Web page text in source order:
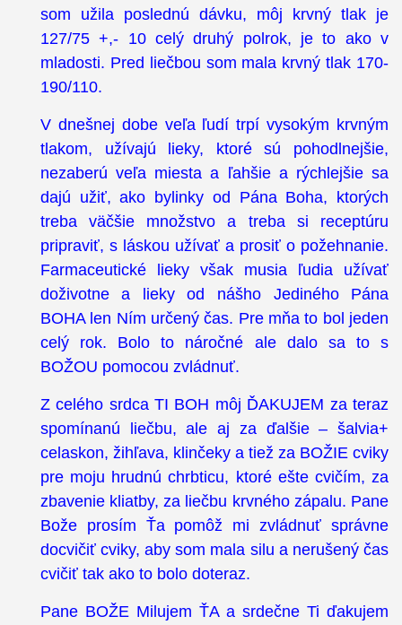
som užila poslednú dávku, môj krvný tlak je
127/75 +,- 10 celý druhý polrok, je to ako v
mladosti. Pred liečbou som mala krvný tlak 170-
190/110.
V dnešnej dobe veľa ľudí trpí vysokým krvným
tlakom, užívajú lieky, ktoré sú pohodlnejšie,
nezaberú veľa miesta a ľahšie a rýchlejšie sa
dajú užiť, ako bylinky od Pána Boha, ktorých
treba väčšie množstvo a treba si receptúru
pripraviť, s láskou užívať a prosiť o požehnanie.
Farmaceutické lieky však musia ľudia užívať
doživotne a lieky od nášho Jediného Pána
BOHA len Ním určený čas. Pre mňa to bol jeden
celý rok. Bolo to náročné ale dalo sa to s
BOŽOU pomocou zvládnuť.
Z celého srdca TI BOH môj ĎAKUJEM za teraz
spomínanú liečbu, ale aj za ďalšie – šalvia+
celaskon, žihľava, klinčeky a tiež za BOŽIE cviky
pre moju hrudnú chrbticu, ktoré ešte cvičím, za
zbavenie kliatby, za liečbu krvného zápalu. Pane
Bože prosím Ťa pomôž mi zvládnuť správne
docvičiť cviky, aby som mala silu a nerušený čas
cvičiť tak ako to bolo doteraz.
Pane BOŽE Milujem ŤA a srdečne Ti ďakujem